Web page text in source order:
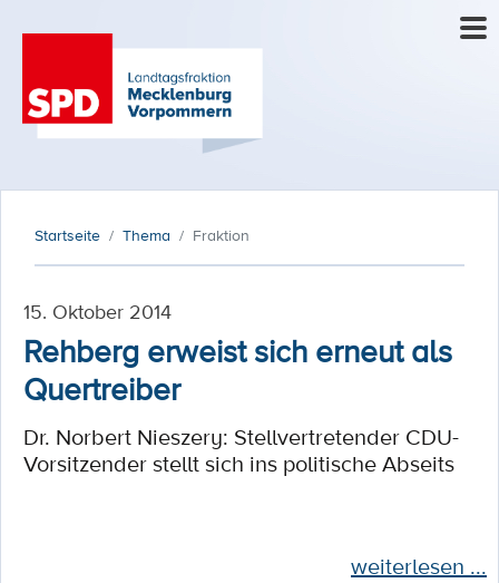
Startseite Thema Fraktion
15. Oktober 2014
Rehberg erweist sich erneut als
Quertreiber
Dr. Norbert Nieszery: Stellvertretender CDU-
Vorsitzender stellt sich ins politische Abseits
weiterlesen ...